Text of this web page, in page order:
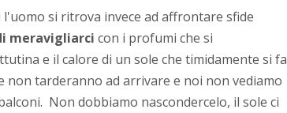
si ritrova invece ad affrontare sfide
meravigliarci con i profumi che si
e il calore di un sole che timidamente si fa
non tarderanno ad arrivare e noi non vediamo
Non dobbiamo nascondercelo, il sole ci